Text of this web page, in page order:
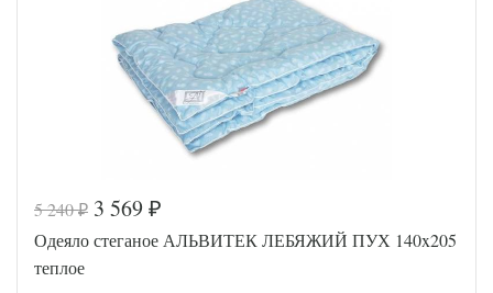
Перкаль
Производитель
АльВиТек
(Россия)
Код товара
Артикул
BP46071457
5 240₽ 3 569 ₽
Одеяло стеганое АЛЬВИТЕК ЛЕБЯЖИЙ ПУХ 140x205
теплое